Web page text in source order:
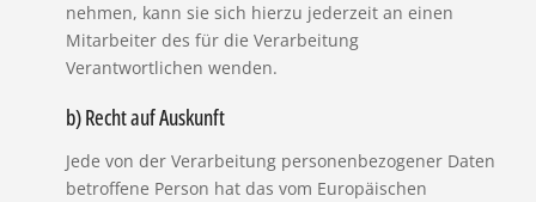
nehmen, kann sie sich hierzu jederzeit an einen
Mitarbeiter des für die Verarbeitung
Verantwortlichen wenden.
b) Recht auf Auskunft
Jede von der Verarbeitung personenbezogener Daten
betroffene Person hat das vom Europäischen